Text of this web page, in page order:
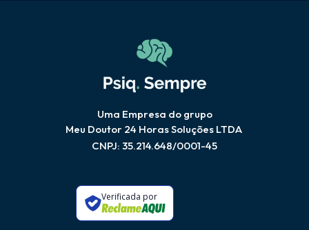
Uma Empresa do grupo
Meu Doutor 24 Horas Soluções LTDA
CNPJ: 35.214.648/0001-45
Verificada por